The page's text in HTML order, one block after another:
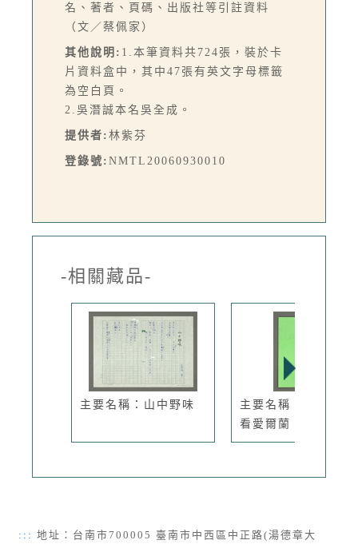
名、著者、頁碼、出版社等引註資料
（文／蔡佩家）
其他說明: 1.本筆資料共724張，裝於卡
片資料盒中，其中47張有英文字母標籤
為空白頁。
2.吳潛誠本名吳全成。
提供者: 林紫芬
登錄號: NMTL20060930010
-相關藏品-
主要名稱：山中野味
主要名稱：從台臺灣
看愛爾蘭：...
::: 地址：台南市700005 臺南市中西區中正路(湯德章大